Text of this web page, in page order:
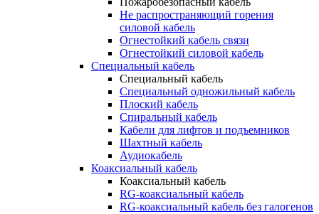
Не распространяющий горения
силовой кабель
Огнестойкий кабель связи
Огнестойкий силовой кабель
Специальный кабель
Специальный кабель
Специальный одножильный кабель
Плоский кабель
Спиральный кабель
Кабели для лифтов и подъемников
Шахтный кабель
Аудиокабель
Коаксиальный кабель
Коаксиальный кабель
RG-коаксиальный кабель
RG-коаксиальный кабель без галогенов